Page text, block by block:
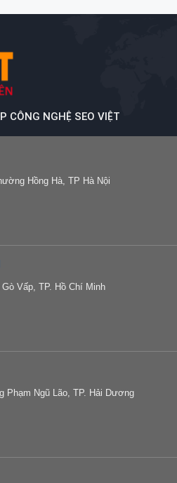
CÔNG NGHỆ SEO VIỆT
Hồng Hà, TP Hà Nội
Vấp, TP. Hồ Chí Minh
Phạm Ngũ Lão, TP. Hải Dương